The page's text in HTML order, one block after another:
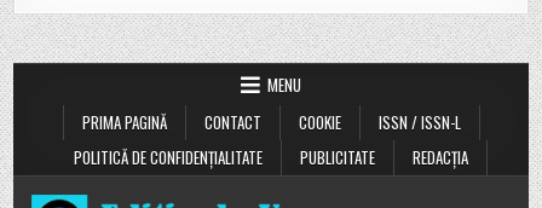
MENU
PRIMA PAGINĂ
CONTACT COOKIE
ISSN / ISSN-L
POLITICĂ DE CONFIDENȚIALITATE
PUBLICITATE REDACȚIA